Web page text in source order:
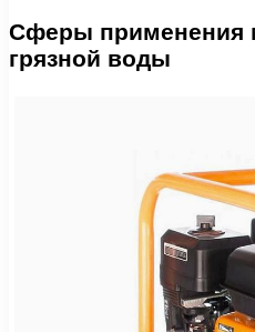
Сферы применения
грязной воды